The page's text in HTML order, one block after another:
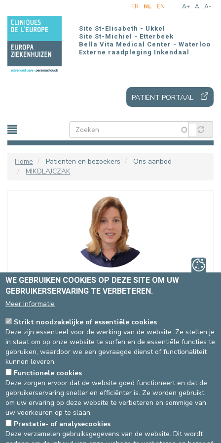
en
naar
inhoud
gaan
A+ A A-
FR NL EN
Site St-Elisabeth - Ukkel
Site St-Michiel - Etterbeek
Bella Vita Medical Center - Waterloo
Externe raadpleging Inkendaal
PATIËNT PORTAAL
Home Patiënten en bezoekers
Ons aanbod
MIKOLAJCZAK
Mevr. MIKOLAJCZAK Marie-Caroline
Diëtetiek,Endometriosekliniek
Spécialité(s) :
Evenwichtige voeding
Weight & Healthcare Diëtetiek Endocrinologie /
Diabetes Diëtetiek Gastro-enterologie
Diëtetiek
Endometriosekliniek
Site St-Michiel
Diëtetiek
02-614 44 00
WE GEBRUIKEN COOKIES OP DEZE SITE OM UW
GEBRUIKERSERVARING TE VERBETEREN.
Meer informatie
Strikt noodzakelijke of essentiële cookies
Deze zijn essentieel voor de werking van de website. Ze stellen je
in staat om op onze website te surfen en de essentiële functies te
gebruiken, waardoor we een gevraagde dienst of functionaliteit
kunnen leveren.
Functionele cookies
Deze zorgen ervoor dat de website goed functioneert en dat de
gebruikerservaring sneller en efficiënter is. Ze worden gebruikt
om uw ervaring op deze website te verbeteren en sommige van
uw voorkeuren op te slaan.
Prestatie- of analysecookies
Deze verzamelen gebruiksgegevens van de website. Dit wordt